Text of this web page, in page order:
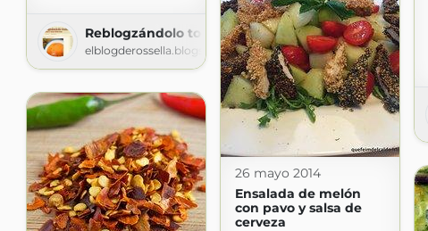
Reblogzándolo todo
elblogderossella.blogspot.com
26 mayo 2014
Ensalada de melón
con pavo y salsa de
cerveza